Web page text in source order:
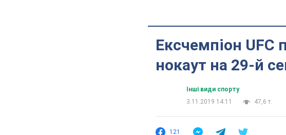
Ексчемпіон UFC
нокаут на 29-й
Інші види спорту
3.11.2019 14:11
47,6 т.
121